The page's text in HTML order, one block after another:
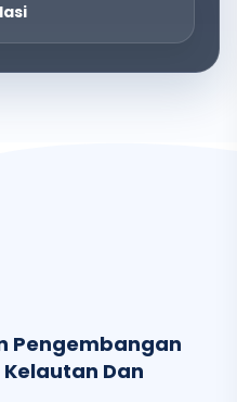
Pengembangan
Dan